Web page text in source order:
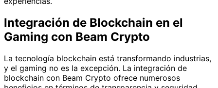
Integración de Blockchain en el
Gaming con Beam Crypto
La tecnología blockchain está transformando industrias,
y el gaming no es la excepción. La integración de
blockchain con Beam Crypto ofrece numerosos